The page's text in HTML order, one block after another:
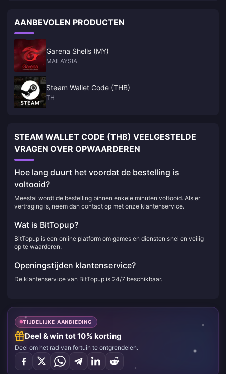
AANBEVOLEN PRODUCTEN
Garena Shells (MY)
MALAYSIA
Steam Wallet Code (THB)
TH
STEAM WALLET CODE (THB) VEELGESTELDE
VRAGEN OVER OPWAARDEREN
Hoe lang duurt het voordat de bestelling is
voltooid?
Meestal wordt de bestelling binnen enkele minuten voltooid. Als er
vertraging is, neem dan contact op met onze klantenservice.
Wat is BitTopup?
BitTopup is een online platform om games en diensten snel en veilig
op te waarderen.
Openingstijden klantenservice?
De klantenservice van BitTopup is 24/7 beschikbaar.
TIJDELIJKE AANBIEDING
Deel & win tot 10% korting
Deel om het rad van fortuin te ontgrendelen.